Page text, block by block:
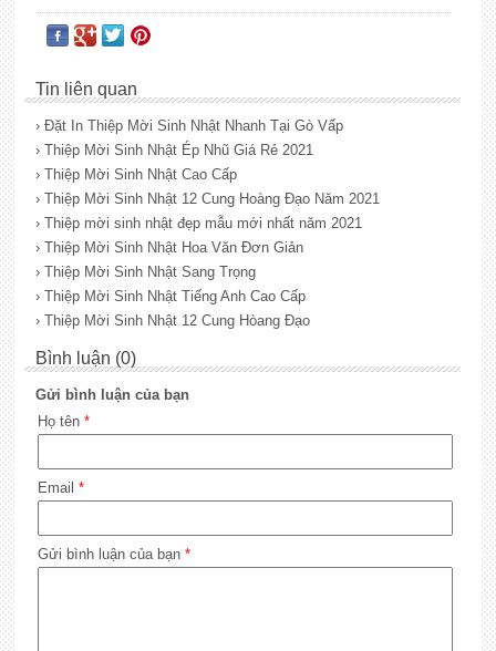
Tin liên quan
› Đặt In Thiệp Mời Sinh Nhật Nhanh Tại Gò Vấp
› Thiệp Mời Sinh Nhật Ép Nhũ Giá Rẻ 2021
› Thiệp Mời Sinh Nhật Cao Cấp
› Thiệp Mời Sinh Nhật 12 Cung Hoàng Đạo Năm 2021
› Thiệp mời sinh nhật đẹp mẫu mới nhất năm 2021
› Thiệp Mời Sinh Nhật Hoa Văn Đơn Giản
› Thiệp Mời Sinh Nhật Sang Trọng
› Thiệp Mời Sinh Nhật Tiếng Anh Cao Cấp
› Thiệp Mời Sinh Nhật 12 Cung Hòang Đạo
Bình luận (0)
Gửi bình luận của bạn
Họ tên *
Email *
Gửi bình luận của bạn *